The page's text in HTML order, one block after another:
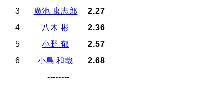
3
廣池 康志郎
2.27
4
八木 彬
2.36
5
小野 郁
2.57
6
小島 和哉
2.68
--------